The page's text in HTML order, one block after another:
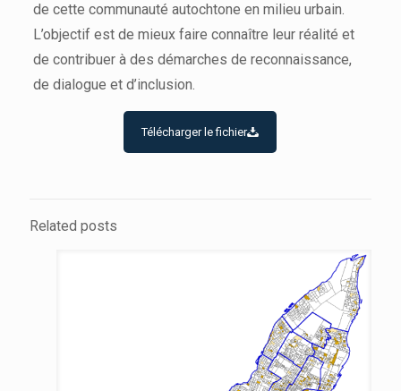
de cette communauté autochtone en milieu urbain.
L’objectif est de mieux faire connaître leur réalité et
de contribuer à des démarches de reconnaissance,
de dialogue et d’inclusion.
Télécharger le fichier
Related posts